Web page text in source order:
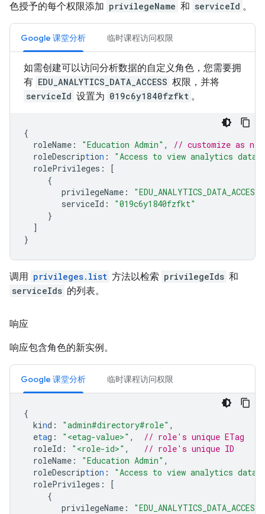
色授予的每个权限添加 privilegeName 和 serviceId 。
Google 课堂分析 临时课程访问权限
如需创建可以访问分析数据的自定义角色，您需要拥
有 EDU_ANALYTICS_DATA_ACCESS 权限，并将
serviceId 设置为 019c6y1840fzfkt 。
{
roleName : "Education Admin" ,
// customize as
roleDescription : "Access to view analytics data"
rolePrivileges :
[
{
privilegeName :
"EDU_ANALYTICS_DATA_ACCESS"
serviceId :
"019c6y1840fzfkt"
}
]
}
调用 privileges.list 方法以检索 privilegeIds 和
serviceIds 的列表。
响应
响应包含角色的新实例。
Google 课堂分析 临时课程访问权限
{
kind : "admin#directory#role" ,
etag : "<etag-value>" ,
// role's unique ETag
roleId : "<role-id>" ,
// role's unique ID
roleName : "Education Admin" ,
roleDescription : "Access to view analytics data"
rolePrivileges :
[
{
privilegeName : "EDU_ANALYTICS_DATA_ACCESS"